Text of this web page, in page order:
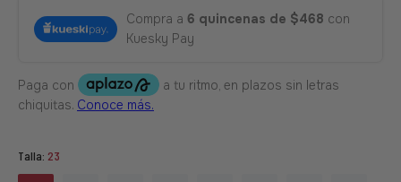
Compra a 6 quincenas de $468 con
Kuesky Pay
Talla: 23